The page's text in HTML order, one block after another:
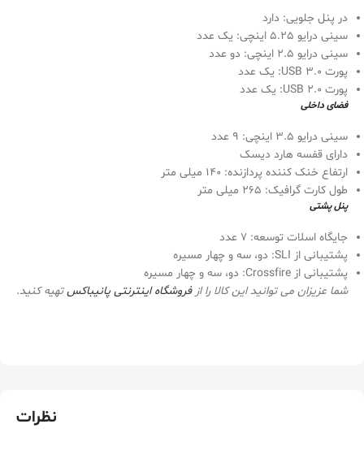
در پنل جلویی: دارد
سینی درایو 5.25 اینچی: یک عدد
سینی درایو 2.5 اینچی: دو عدد
پورت USB 3.0: یک عدد
پورت USB 2.0: یک عدد
فضای داخلی
سینی درایو 3.5 اینچی: 9 عدد
دارای قفسه هارد دیسک
ارتفاع خنک کننده پردازنده: 140 میلی متر
طول کارت گرافیک: 265 میلی متر
پنل پشتی
جایگاه اسلات توسعه: 7 عدد
پشتیبانی از SLI: دو، سه و چهار مسیره
پشتیبانی از Crossfire: دو، سه و چهار مسیره
شما عزیزان می توانید این کالا را ازفروشگاه اینترنتی پانیباکستهیه کنید.
نظرات